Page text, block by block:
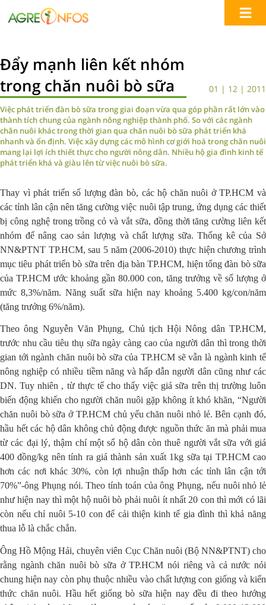
Đẩy mạnh liên kết nhóm
trong chăn nuôi bò sữa
01 | 12 | 2011
Việc phát triển đàn bò sữa trong giai đoạn vừa qua góp phần rất lớn vào
thành tích chung của ngành nông nghiệp thành phố. So với các ngành
chăn nuôi khác trong thời gian qua chăn nuôi bò sữa phát triển khá
nhanh và ổn định. Việc xây dựng các mô hình cơ giới hoá trong chăn nuôi
mang lại lợi ích thiết thực cho người nông dân. Nhiều hộ gia đình kinh tế
phát triển khá và giàu lên từ việc nuôi bò sữa.
Thay vì phát triển số lượng đàn bò, các hộ chăn nuôi ở TP.HCM và
các tỉnh lân cận nên tăng cường việc nuôi tập trung, ứng dụng các thiết
bị công nghệ trong trồng cỏ và vắt sữa, đồng thời tăng cường liên kết
nhóm để nâng cao sản lượng và chất lượng sữa. Thống kê của Sở
NN&PTNT TP.HCM, sau 5 năm (2006-2010) thực hiện chương trình
mục tiêu phát triển bò sữa trên địa bàn TP.HCM, hiện tổng đàn bò sữa
của TP.HCM ước khoảng gần 80.000 con, tăng trưởng về số lượng ở
mức 8,3%/năm. Năng suất sữa hiện nay khoảng 5.400 kg/con/năm
(tăng trưởng 6%/năm).
Theo ông Nguyễn Văn Phụng, Chủ tịch Hội Nông dân TP.HCM,
trước nhu cầu tiêu thụ sữa ngày càng cao của người dân thì trong thời
gian tới ngành chăn nuôi bò sữa của TP.HCM sẽ vẫn là ngành kinh tế
nông nghiệp có nhiều tiềm năng và hấp dẫn người dân cũng như các
DN. Tuy nhiên , từ thực tế cho thấy việc giá sữa trên thị trường luôn
biến động khiến cho người chăn nuôi gặp không ít khó khăn, “Người
chăn nuôi bò sữa ở TP.HCM chủ yếu chăn nuôi nhỏ lẻ. Bên cạnh đó,
hầu hết các hộ dân không chủ động được nguồn thức ăn mà phải mua
từ các đại lý, thậm chí một số hộ dân còn thuê người vắt sữa với giá
400 đồng/kg nên tính ra giá thành sản xuất 1kg sữa tại TP.HCM cao
hơn các nơi khác 30%, còn lợi nhuận thấp hơn các tỉnh lân cận tới
70%”-ông Phụng nói. Theo tính toán của ông Phụng, nếu nuôi nhỏ lẻ
như hiện nay thì một hộ nuôi bò phải nuôi ít nhất 20 con thì mới có lãi
còn nếu chỉ nuôi 5-10 con để cải thiện kinh tế gia đình thì khả năng
thua lỗ là chắc chắn.
Ông Hồ Mộng Hải, chuyên viên Cục Chăn nuôi (Bộ NN&PTNT) cho
rằng ngành chăn nuôi bò sữa ở TP.HCM nói riêng và cả nước nói
chung hiện nay còn phụ thuộc nhiều vào chất lượng con giống và kiến
thức chăn nuôi. Hầu hết giống bò sữa hiện nay đều đi theo hướng